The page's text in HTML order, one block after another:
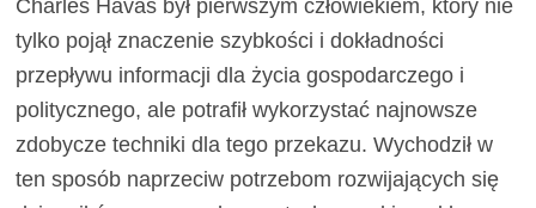
Charles Havas był pierwszym człowiekiem, który nie
tylko pojął znaczenie szybkości i dokładności
przepływu informacji dla życia gospodarczego i
politycznego, ale potrafił wykorzystać najnowsze
zdobycze techniki dla tego przekazu. Wychodził w
ten sposób naprzeciw potrzebom rozwijających się